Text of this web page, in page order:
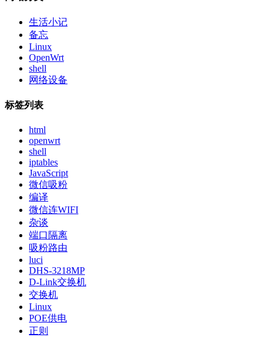
生活小记
备忘
Linux
OpenWrt
shell
网络设备
标签列表
html
openwrt
shell
iptables
JavaScript
微信吸粉
编译
微信连WIFI
杂谈
端口隔离
吸粉路由
luci
DHS-3218MP
D-Link交换机
交换机
Linux
POE供电
正则